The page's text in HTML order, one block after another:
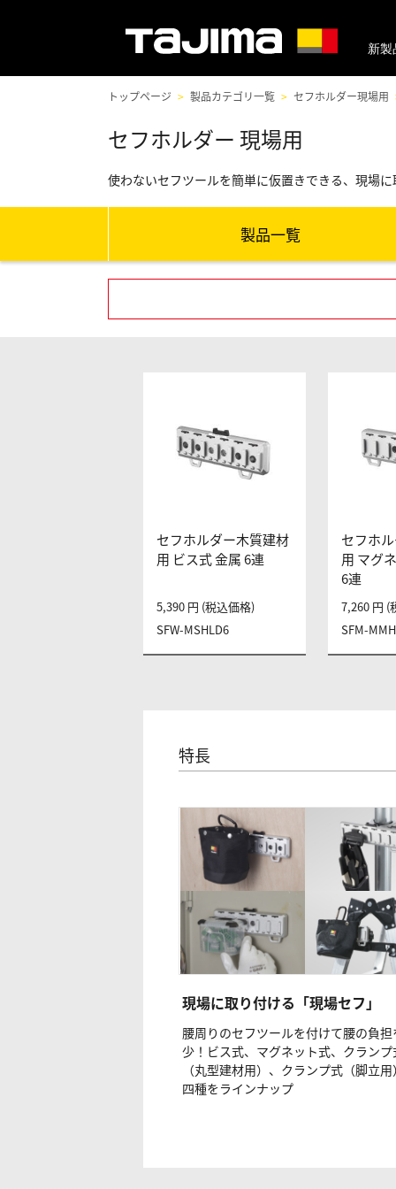
新製
トップページ 製品カテゴリ一覧 セフホルダー現場用
セフホルダー 現場用
使わないセフツールを簡単に仮置きできる、現場
製品一覧
セフホルダー木質建材
用 ビス式 金属 6連
SFW-MSHLD6
5,390 円 (税込価格)
セフホ
用 マグ
6連
SFM-
7,260 円 (
特長
現場に取り付ける「現場セフ」
腰周りのセフツールを付けて腰の負担
少！ビス式、マグネット式、クランプ
（丸型建材用）、クランプ式（脚立
四種をラインナップ